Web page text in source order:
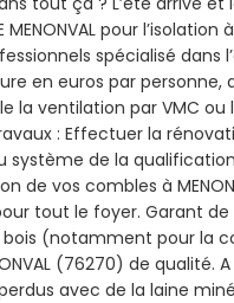
MENONVAL pour
spécialisé dans
en euros par personne,
la ventilation par VMC
: Effectuer la
système de la
de vos combles à
tout le foyer. Garant
(notamment pour la
(76270) de
avec de la laine